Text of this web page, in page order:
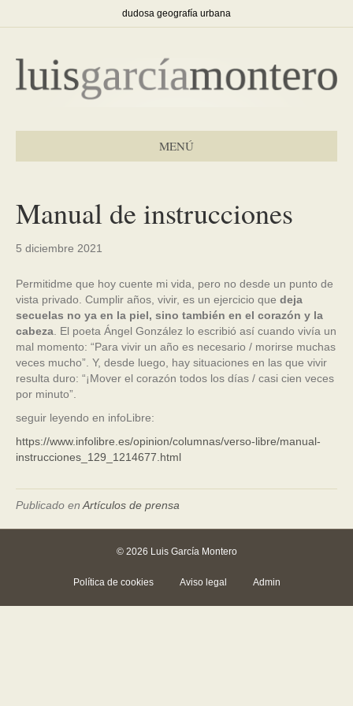
dudosa geografía urbana
MENÚ
Manual de instrucciones
5 diciembre 2021
Permitidme que hoy cuente mi vida, pero no desde un punto de
vista privado. Cumplir años, vivir, es un ejercicio que deja
secuelas no ya en la piel, sino también en el corazón y la
cabeza . El poeta Ángel González lo escribió así cuando vivía un
mal momento: “Para vivir un año es necesario / morirse muchas
veces mucho”. Y, desde luego, hay situaciones en las que vivir
resulta duro: “¡Mover el corazón todos los días / casi cien veces
por minuto”.
seguir leyendo en infoLibre:
https://www.infolibre.es/opinion/columnas/verso-libre/manual-
instrucciones_129_1214677.html
Publicado en Artículos de prensa
© 2026 Luis García Montero
Política de cookies Aviso legal Admin